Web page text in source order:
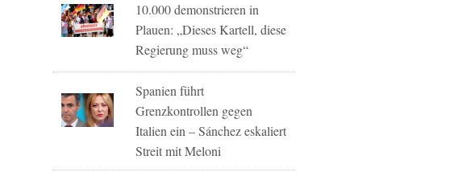
10.000 demonstrieren in
Plauen: „Dieses Kartell, diese
Regierung muss weg“
Spanien führt
Grenzkontrollen gegen
Italien ein – Sánchez eskaliert
Streit mit Meloni